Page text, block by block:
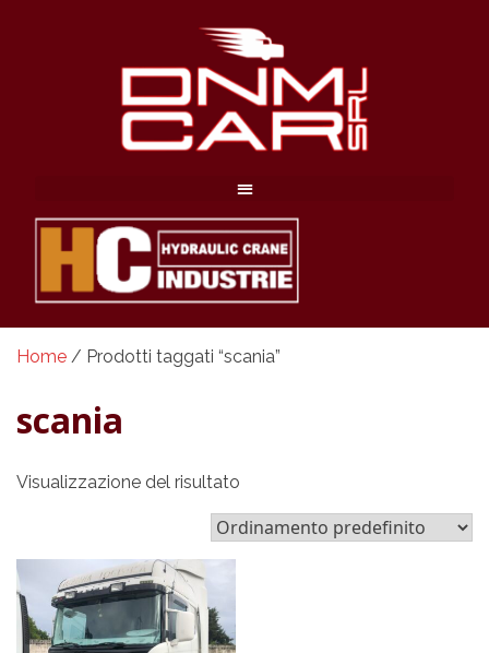
Home / Prodotti taggati “scania”
scania
Visualizzazione del risultato